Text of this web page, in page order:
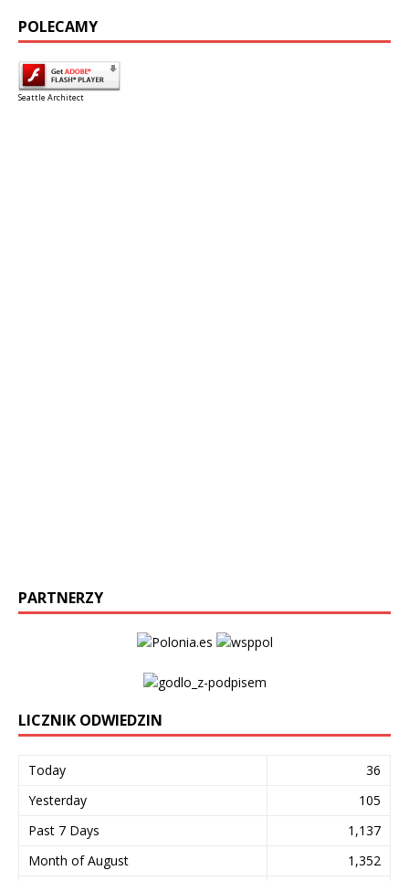
POLECAMY
Seattle Architect
PARTNERZY
LICZNIK ODWIEDZIN
Today
36
Yesterday
105
Past 7 Days
1,137
Month of August
1,352